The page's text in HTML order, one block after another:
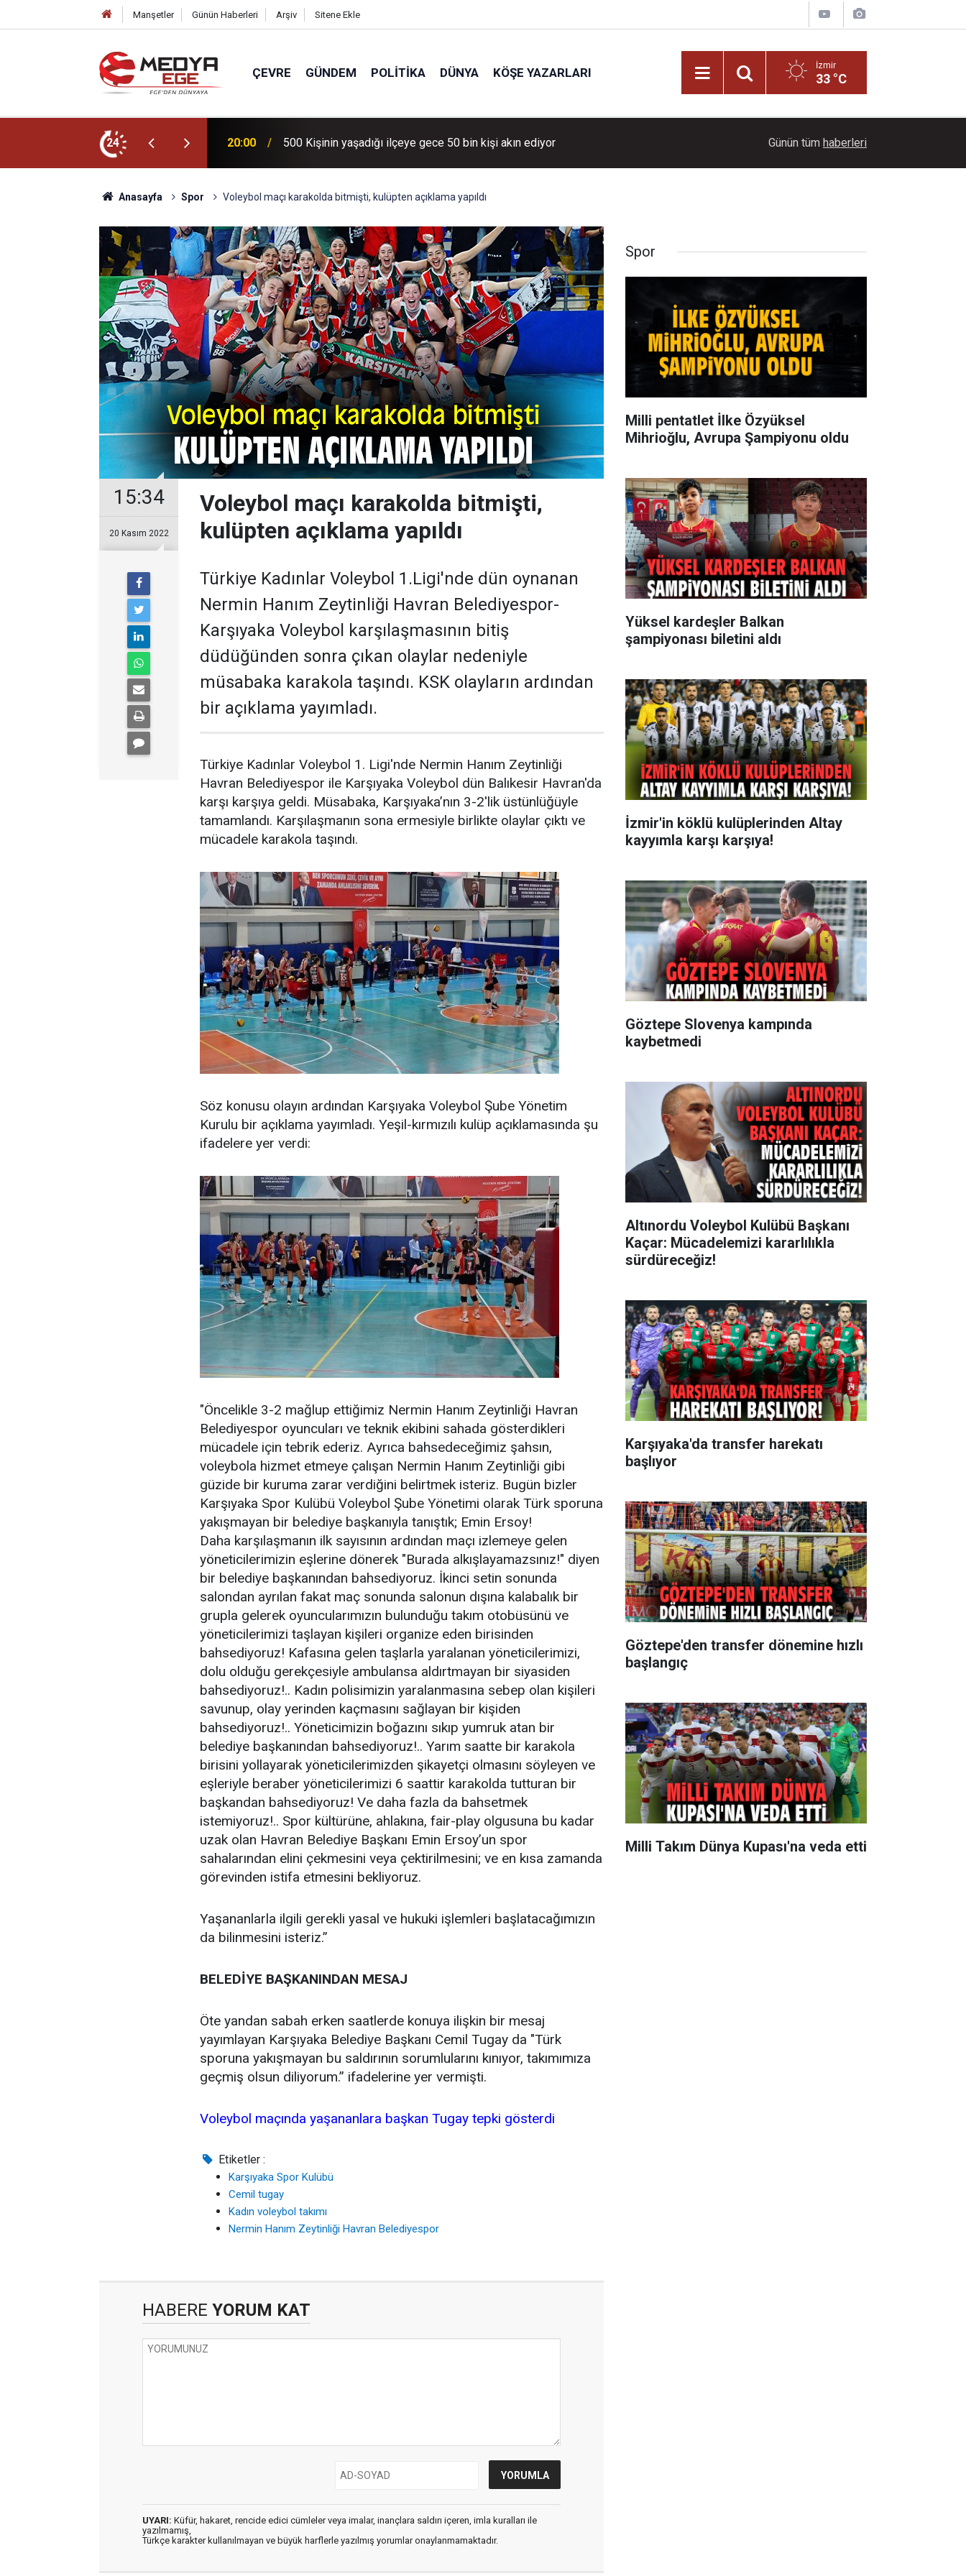
Manşetler Günün Haberleri Arşiv Sitene Ekle
ÇEVRE GÜNDEM POLITIKA DÜNYA KÖŞE YAZARLARI İzmir
33 °C
24
bin kişi akın ediyor 20:00 Açık hava konserlerinin reçetesini Çizgim yazdı... Bakan Yumaklı: "Son 24 yılda milli park sayısını
Günün tüm haberleri
Anasayfa Spor Voleybol maçı karakolda bitmişti, kulüpten açıklama yapıldı
15:34
20 Kasım 2022
Voleybol maçı karakolda bitmişti,
kulüpten açıklama yapıldı
Türkiye Kadınlar Voleybol 1.Ligi'nde dün oynanan
Nermin Hanım Zeytinliği Havran Belediyespor-
Karşıyaka Voleybol karşılaşmasının bitiş
düdüğünden sonra çıkan olaylar nedeniyle
müsabaka karakola taşındı. KSK olayların ardından
bir açıklama yayımladı.
Türkiye Kadınlar Voleybol 1. Ligi'nde Nermin Hanım Zeytinliği
Havran Belediyespor ile Karşıyaka Voleybol dün Balıkesir Havran'da
karşı karşıya geldi. Müsabaka, Karşıyaka’nın 3-2'lik üstünlüğüyle
tamamlandı. Karşılaşmanın sona ermesiyle birlikte olaylar çıktı ve
mücadele karakola taşındı.
Söz konusu olayın ardından Karşıyaka Voleybol Şube Yönetim
Kurulu bir açıklama yayımladı. Yeşil-kırmızılı kulüp açıklamasında şu
ifadelere yer verdi:
"Öncelikle 3-2 mağlup ettiğimiz Nermin Hanım Zeytinliği Havran
Belediyespor oyuncuları ve teknik ekibini sahada gösterdikleri
mücadele için tebrik ederiz. Ayrıca bahsedeceğimiz şahsın,
voleybola hizmet etmeye çalışan Nermin Hanım Zeytinliği gibi
güzide bir kuruma zarar verdiğini belirtmek isteriz. Bugün bizler
Karşıyaka Spor Kulübü Voleybol Şube Yönetimi olarak Türk sporuna
yakışmayan bir belediye başkanıyla tanıştık; Emin Ersoy!
Daha karşılaşmanın ilk sayısının ardından maçı izlemeye gelen
yöneticilerimizin eşlerine dönerek "Burada alkışlayamazsınız!" diyen
bir belediye başkanından bahsediyoruz. İkinci setin sonunda
salondan ayrılan fakat maç sonunda salonun dışına kalabalık bir
grupla gelerek oyuncularımızın bulunduğu takım otobüsünü ve
yöneticilerimizi taşlayan kişileri organize eden birisinden
bahsediyoruz! Kafasına gelen taşlarla yaralanan yöneticilerimizi,
dolu olduğu gerekçesiyle ambulansa aldırtmayan bir siyasiden
bahsediyoruz!.. Kadın polisimizin yaralanmasına sebep olan kişileri
savunup, olay yerinden kaçmasını sağlayan bir kişiden
bahsediyoruz!.. Yöneticimizin boğazını sıkıp yumruk atan bir
belediye başkanından bahsediyoruz!.. Yarım saatte bir karakola
birisini yollayarak yöneticilerimizden şikayetçi olmasını söyleyen ve
eşleriyle beraber yöneticilerimizi 6 saattir karakolda tutturan bir
başkandan bahsediyoruz! Ve daha fazla da bahsetmek
istemiyoruz!.. Spor kültürüne, ahlakına, fair-play olgusuna bu kadar
uzak olan Havran Belediye Başkanı Emin Ersoy’un spor
sahalarından elini çekmesini veya çektirilmesini; ve en kısa zamanda
görevinden istifa etmesini bekliyoruz.
Yaşananlarla ilgili gerekli yasal ve hukuki işlemleri başlatacağımızın
da bilinmesini isteriz.”
BELEDİYE BAŞKANINDAN MESAJ
Öte yandan sabah erken saatlerde konuya ilişkin bir mesaj
yayımlayan Karşıyaka Belediye Başkanı Cemil Tugay da "Türk
sporuna yakışmayan bu saldırının sorumlularını kınıyor, takımımıza
geçmiş olsun diliyorum.” ifadelerine yer vermişti.
Voleybol maçında yaşananlara başkan Tugay tepki gösterdi
Etiketler :
Karşıyaka Spor Kulübü
Cemil tugay
Kadın voleybol takımı
Nermin Hanım Zeytinliği Havran Belediyespor
HABERE YORUM KAT
UYARI: Küfür, hakaret, rencide edici cümleler veya imalar, inançlara saldırı içeren, imla kuralları ile
yazılmamış,
Türkçe karakter kullanılmayan ve büyük harflerle yazılmış yorumlar onaylanmamaktadır.
Spor
Milli pentatlet İlke Özyüksel
Mihrioğlu, Avrupa Şampiyonu oldu
Yüksel kardeşler Balkan
şampiyonası biletini aldı
İzmir'in köklü kulüplerinden Altay
kayyımla karşı karşıya!
Göztepe Slovenya kampında
kaybetmedi
Altınordu Voleybol Kulübü Başkanı
Kaçar: Mücadelemizi kararlılıkla
sürdüreceğiz!
Karşıyaka'da transfer harekatı
başlıyor
Göztepe'den transfer dönemine hızlı
başlangıç
Milli Takım Dünya Kupası'na veda etti